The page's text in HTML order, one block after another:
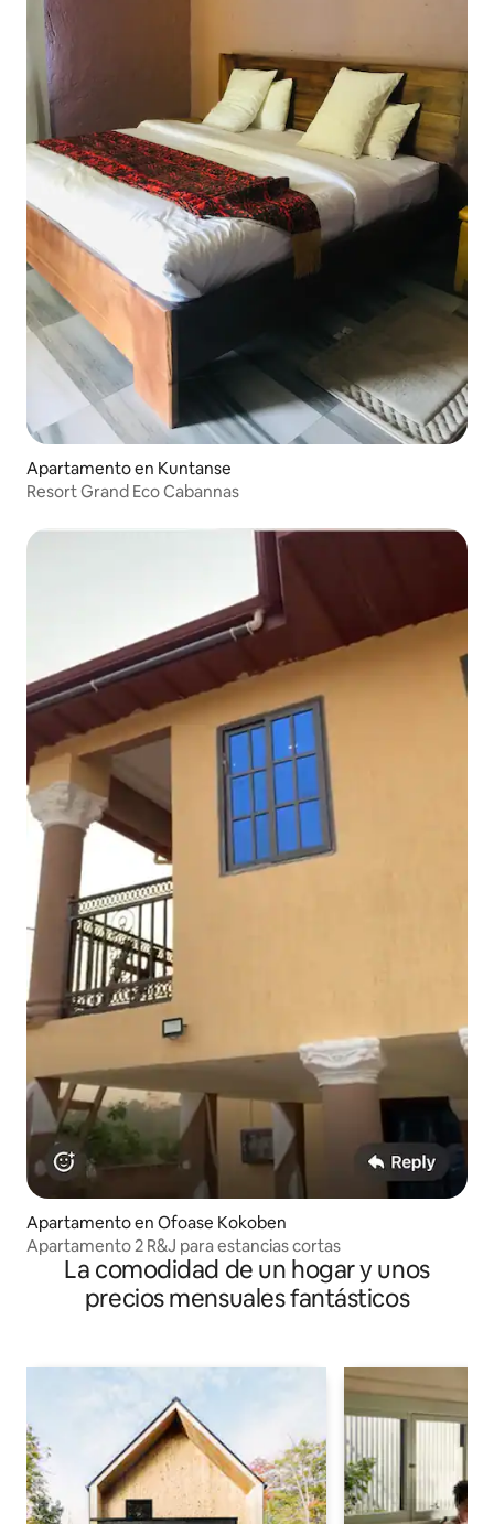
Apartamento en Kuntanse
Resort Grand Eco Cabannas
Apartamento en Ofoase Kokoben
Apartamento 2 R&J para estancias cortas
La comodidad de un hogar y unos
precios mensuales fantásticos